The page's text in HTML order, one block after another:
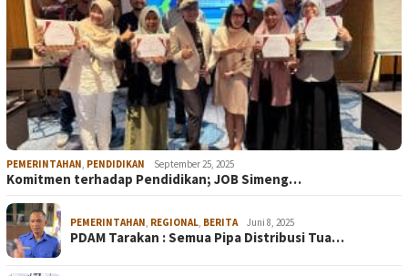
PEMERINTAHAN, PENDIDIKAN September 25, 2025
Komitmen terhadap Pendidikan; JOB Simeng…
PEMERINTAHAN, REGIONAL, BERITA Juni 8, 2025
PDAM Tarakan : Semua Pipa Distribusi Tua…